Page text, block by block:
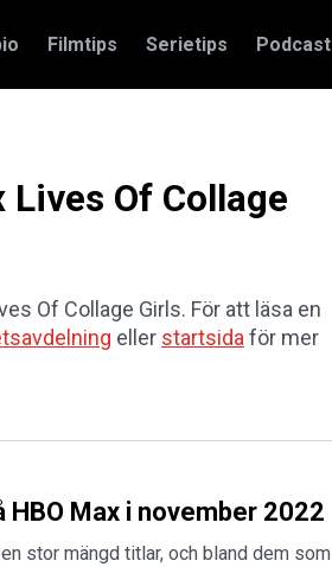
Filmtips Serietips Podcast
Of Collage
Of Collage Girls. För att läsa en
eller startsida för mer
Max i november 2022
stor mängd titlar, och bland dem som